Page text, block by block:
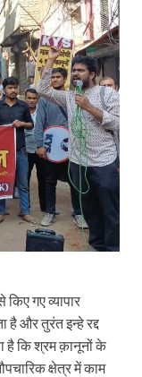
गए व्यापार
और तुरंत इन्हे रद्द
है कि श्रम क़ानूनों के
क्षेत्र में काम